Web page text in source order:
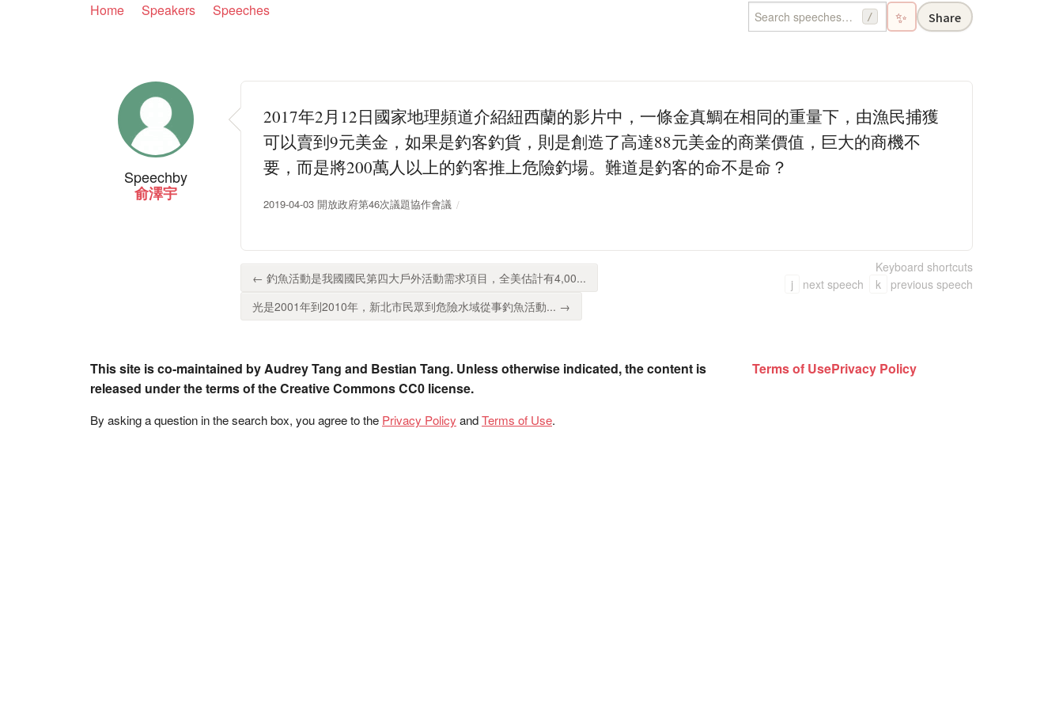
Home Speakers Speeches / ✨ Share
Speechby
俞澤宇
2017年2月12日國家地理頻道介紹紐西蘭的影片中，一條金真鯛在相同的重量下，由漁民捕獲
可以賣到9元美金，如果是釣客釣貨，則是創造了高達88元美金的商業價值，巨大的商機不
要，而是將200萬人以上的釣客推上危險釣場。難道是釣客的命不是命？
2019-04-03 開放政府第46次議題協作會議
← 釣魚活動是我國國民第四大戶外活動需求項目，全美估計有4,00...
光是2001年到2010年，新北市民眾到危險水域從事釣魚活動... →
Keyboard shortcuts
j
next speech k previous speech
This site is co-maintained by Audrey Tang and Bestian Tang. Unless otherwise indicated, the content is
released under the terms of the Creative Commons CC0 license.
By asking a question in the search box, you agree to the Privacy Policy andTerms of Use.
Terms of UsePrivacy Policy